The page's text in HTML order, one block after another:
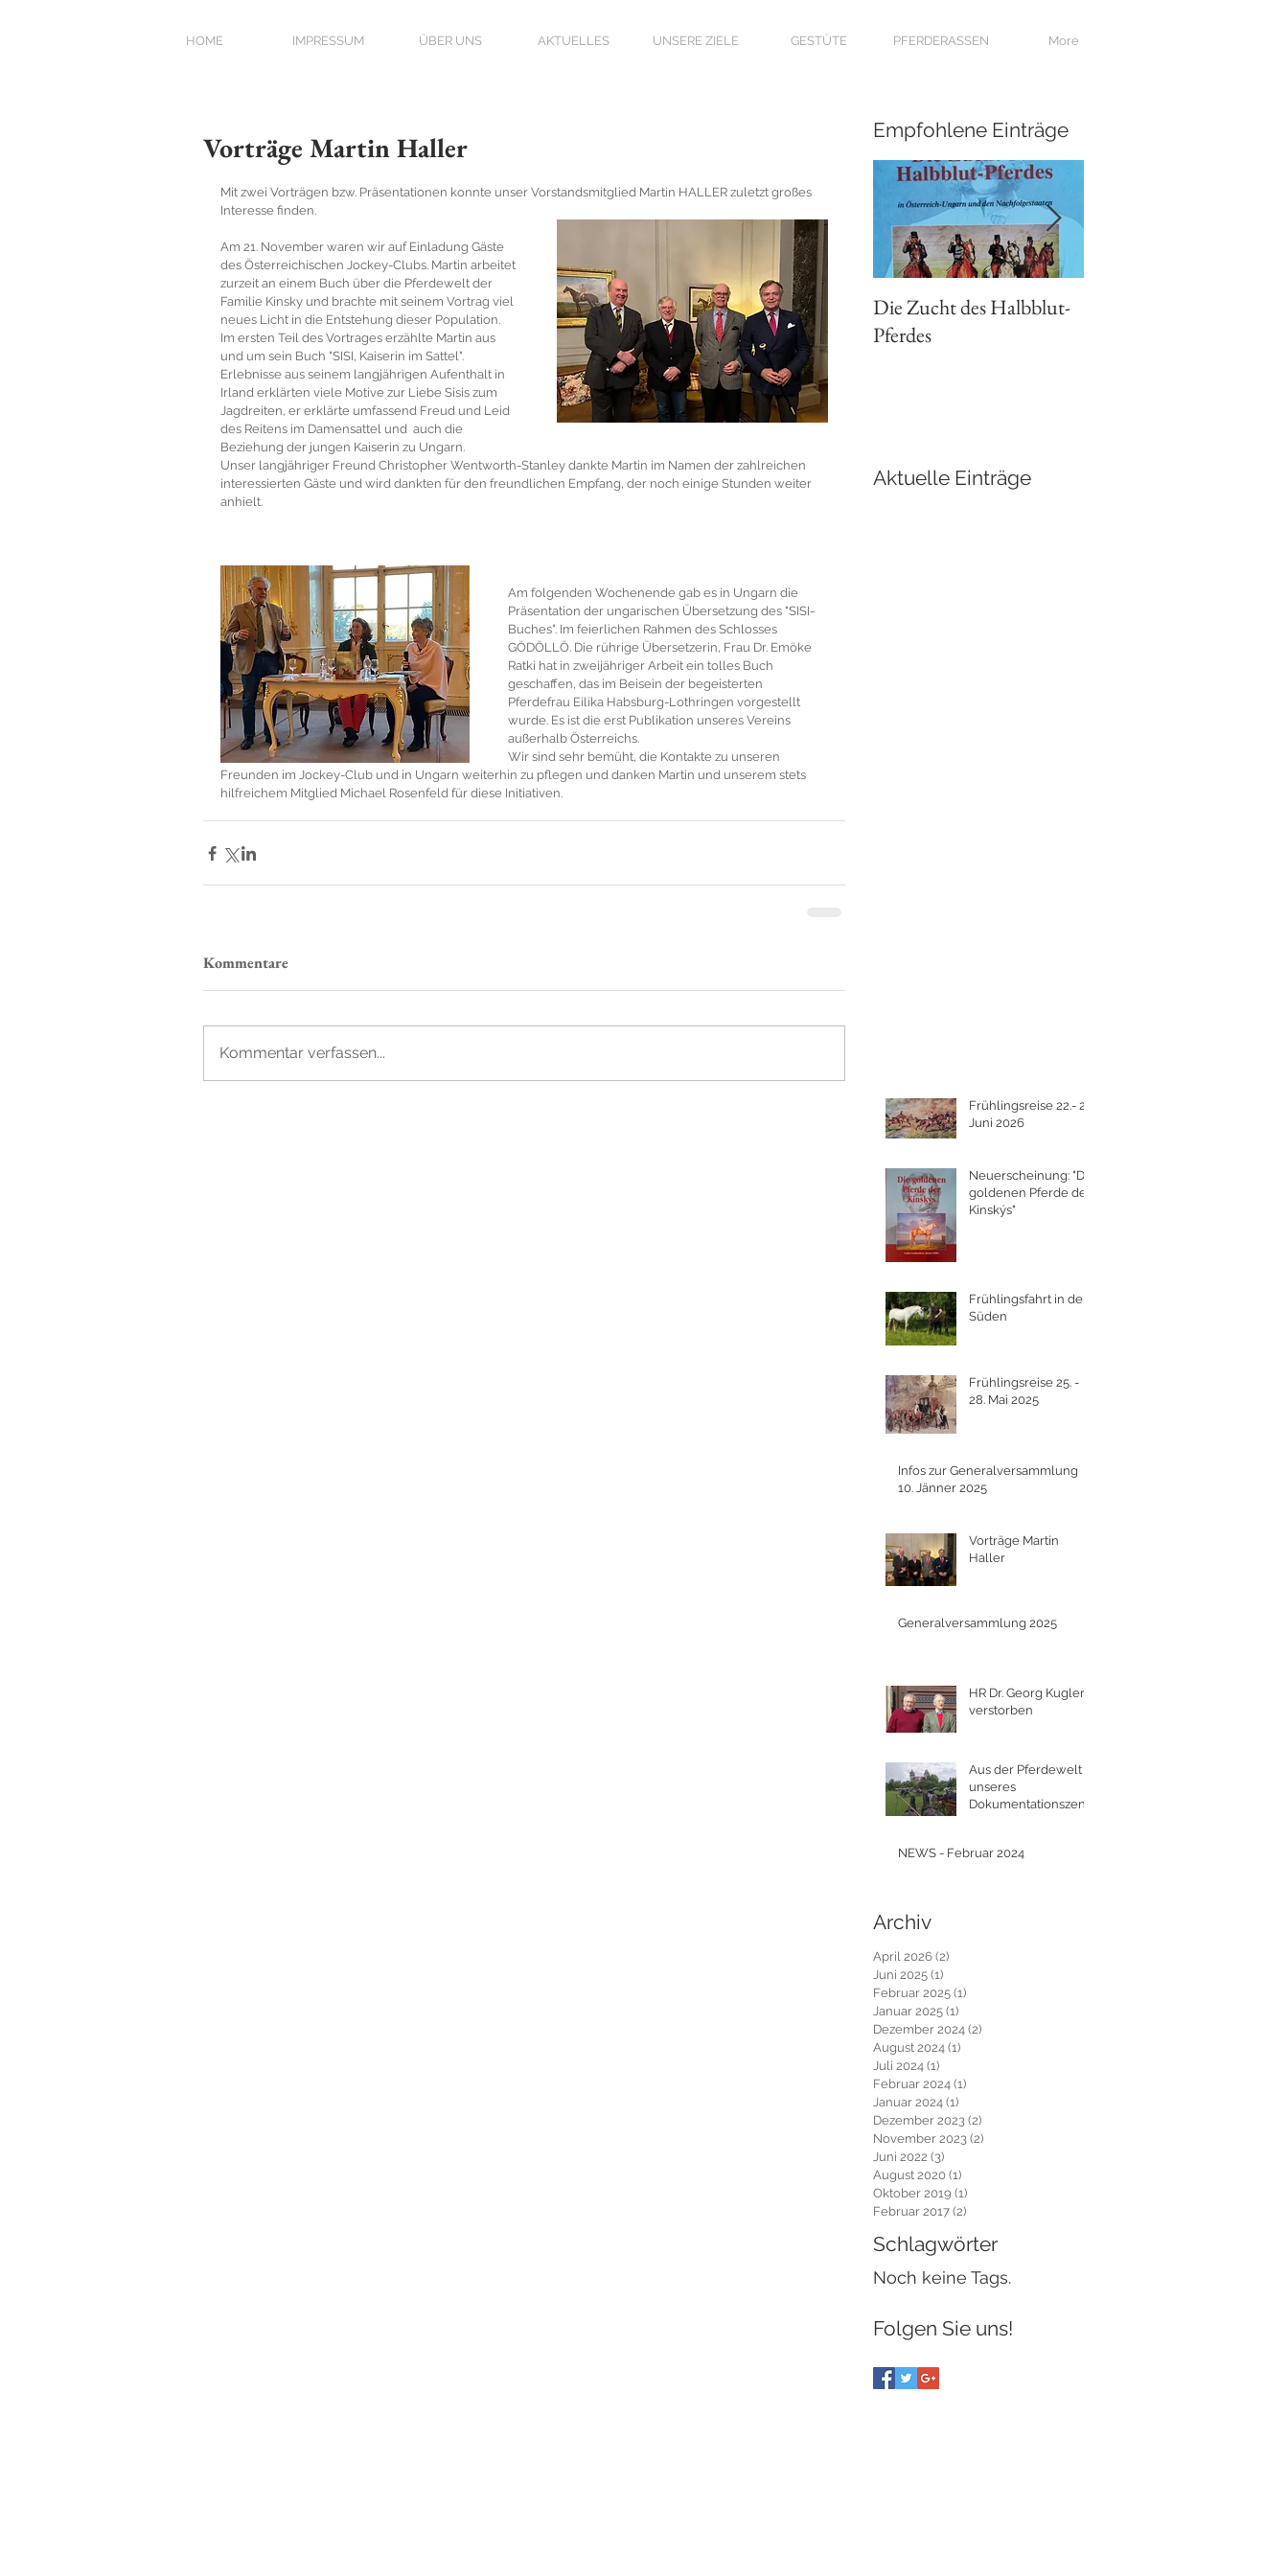
HOME IMPRESSUM ÜBER UNS AKTUELLES UNSERE ZIELE GESTÜTE PFERDERASSEN More
Vorträge Martin Haller
Mit zwei Vorträgen bzw. Präsentationen konnte unser Vorstandsmitglied Martin HALLER zuletzt großes
Interesse finden.
Am 21. November waren wir auf Einladung Gäste
des Österreichischen Jockey-Clubs. Martin arbeitet
zurzeit an einem Buch über die Pferdewelt der
Familie Kinsky und brachte mit seinem Vortrag viel
neues Licht in die Entstehung dieser Population.
Im ersten Teil des Vortrages erzählte Martin aus
und um sein Buch "SISI, Kaiserin im Sattel".
Erlebnisse aus seinem langjährigen Aufenthalt in
Irland erklärten viele Motive zur Liebe Sisis zum
Jagdreiten, er erklärte umfassend Freud und Leid
des Reitens im Damensattel und  auch die
Beziehung der jungen Kaiserin zu Ungarn.
Unser langjähriger Freund Christopher Wentworth-Stanley dankte Martin im Namen der zahlreichen
interessierten Gäste und wird dankten für den freundlichen Empfang, der noch einige Stunden weiter
anhielt.
Am folgenden Wochenende gab es in Ungarn die
Präsentation der ungarischen Übersetzung des "SISI-
Buches". Im feierlichen Rahmen des Schlosses
GÖDÖLLÖ. Die rührige Übersetzerin, Frau Dr. Emöke
Ratki hat in zweijähriger Arbeit ein tolles Buch
geschaffen, das im Beisein der begeisterten
Pferdefrau Eilika Habsburg-Lothringen vorgestellt
wurde. Es ist die erst Publikation unseres Vereins
außerhalb Österreichs.
Wir sind sehr bemüht, die Kontakte zu unseren
Freunden im Jockey-Club und in Ungarn weiterhin zu pflegen und danken Martin und unserem stets
hilfreichem Mitglied Michael Rosenfeld für diese Initiativen.
Kommentare
Kommentar verfassen...
Empfohlene Einträge
Die Zucht des Halbblut-
Pferdes
Aktuelle Einträge
Frühlingsreise 22.- 25.
Juni 2026
Neuerscheinung: "Die
goldenen Pferde der
Kinskýs"
Frühlingsfahrt in den
Süden
Frühlingsreise 25. -
28. Mai 2025
Infos zur Generalversammlung
10. Jänner 2025
Vorträge Martin
Haller
Generalversammlung 2025
HR Dr. Georg Kugler
verstorben
Aus der Pferdewelt
unseres
Dokumentationszentr
NEWS - Februar 2024
Archiv
April 2026 (2)
Juni 2025 (1)
Februar 2025 (1)
Januar 2025 (1)
Dezember 2024 (2)
August 2024 (1)
Juli 2024 (1)
Februar 2024 (1)
Januar 2024 (1)
Dezember 2023 (2)
November 2023 (2)
Juni 2022 (3)
August 2020 (1)
Oktober 2019 (1)
Februar 2017 (2)
Schlagwörter
Noch keine Tags.
Folgen Sie uns!